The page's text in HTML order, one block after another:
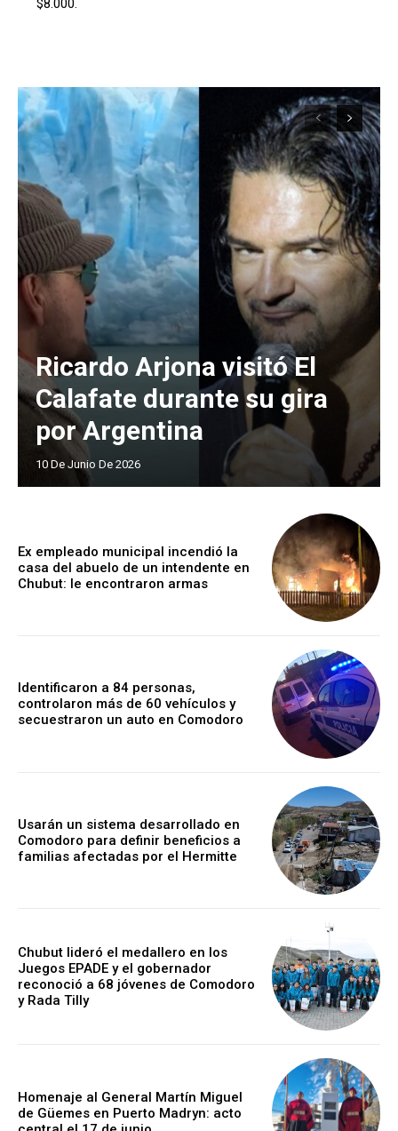
$8.000.
Ricardo Arjona visitó El
Calafate durante su gira
por Argentina
10 De Junio De 2026
Ex empleado municipal incendió la
casa del abuelo de un intendente en
Chubut: le encontraron armas
Identificaron a 84 personas,
controlaron más de 60 vehículos y
secuestraron un auto en Comodoro
Usarán un sistema desarrollado en
Comodoro para definir beneficios a
familias afectadas por el Hermitte
Chubut lideró el medallero en los
Juegos EPADE y el gobernador
reconoció a 68 jóvenes de Comodoro
y Rada Tilly
Homenaje al General Martín Miguel
de Güemes en Puerto Madryn: acto